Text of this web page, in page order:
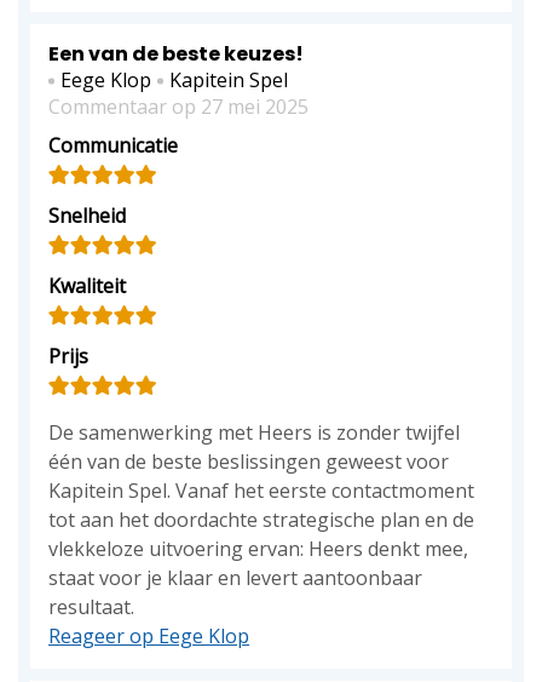
Een van de beste keuzes!
Eege Klop
Kapitein Spel
Commentaar op 27 mei 2025
Communicatie
Snelheid
Kwaliteit
Prijs
De samenwerking met Heers is zonder twijfel
één van de beste beslissingen geweest voor
Kapitein Spel. Vanaf het eerste contactmoment
tot aan het doordachte strategische plan en de
vlekkeloze uitvoering ervan: Heers denkt mee,
staat voor je klaar en levert aantoonbaar
resultaat.
Reageer op Eege Klop